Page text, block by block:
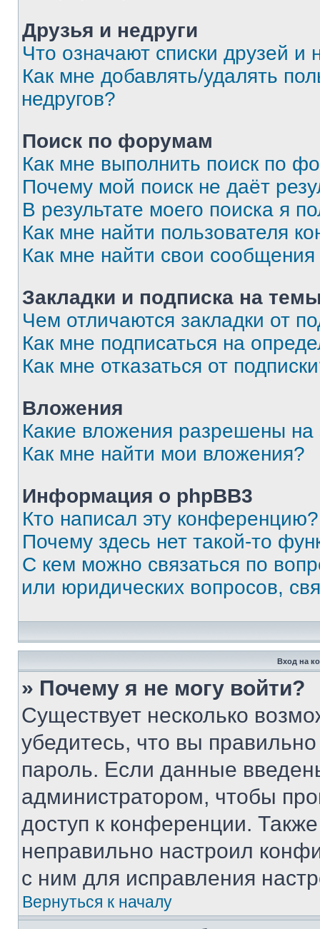
Друзья и недруги
Что означают списки друзей и
Как мне добавлять/удалять
недругов?
Поиск по форумам
Как мне выполнить поиск по
Почему мой поиск не даёт
В результате моего поиска я
Как мне найти пользователя
Как мне найти свои
Закладки и подписка на
Чем отличаются закладки от
Как мне подписаться на
Как мне отказаться от
Вложения
Какие вложения разрешены
Как мне найти мои вложения?
Информация о phpBB3
Кто написал эту конференцию?
Почему здесь нет такой-то
С кем можно связаться по
или юридических вопросов,
Вход на
» Почему я не могу войти?
Существует несколько
убедитесь, что вы
пароль. Если данные
администратором, чтобы
доступ к конференции.
неправильно настроил
с ним для исправления
Вернуться к началу